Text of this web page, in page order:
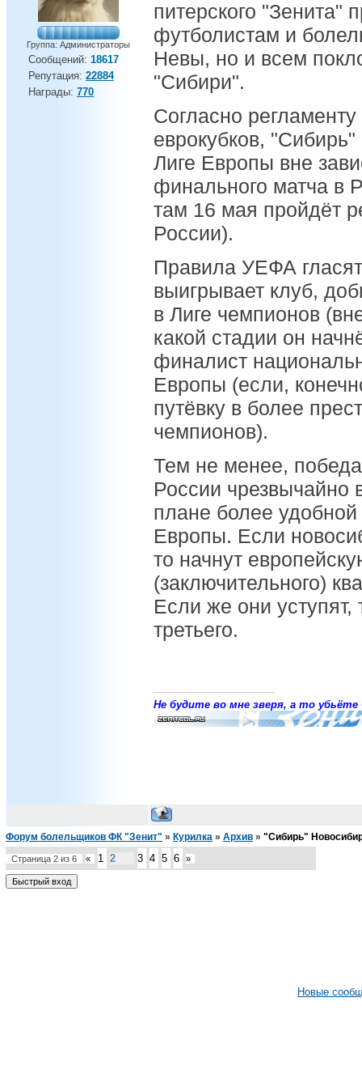
Группа: Администраторы
Сообщений: 18617
Репутация: 22884
Награды: 770
питерского "Зенита"
футболистам и
Невы, но и всем
"Сибири".
Согласно
еврокубков,
Лиге Европы вне
финального матча в
там 16 мая пройдёт
России).
Правила УЕФА
выигрывает клуб,
в Лиге чемпионов
какой стадии он
финалист
Европы (если,
путёвку в более
чемпионов).
Тем не менее,
России
плане более удобной
Европы. Если
то начнут
(заключительного)
Если же они уступят,
третьего.
Не будите во мне зверя, а то убьёте
Форум болельщиков ФК "Зенит" » Курилка » Архив » "Сибирь"
Страница 2 из 6 « 1 2 3 4 5 6 »
Новые